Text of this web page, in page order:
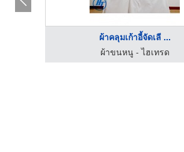
ผ้าคลุมเก้าอี้จัดเลี ...
ผ้าขนหนู - ไฮเทรด